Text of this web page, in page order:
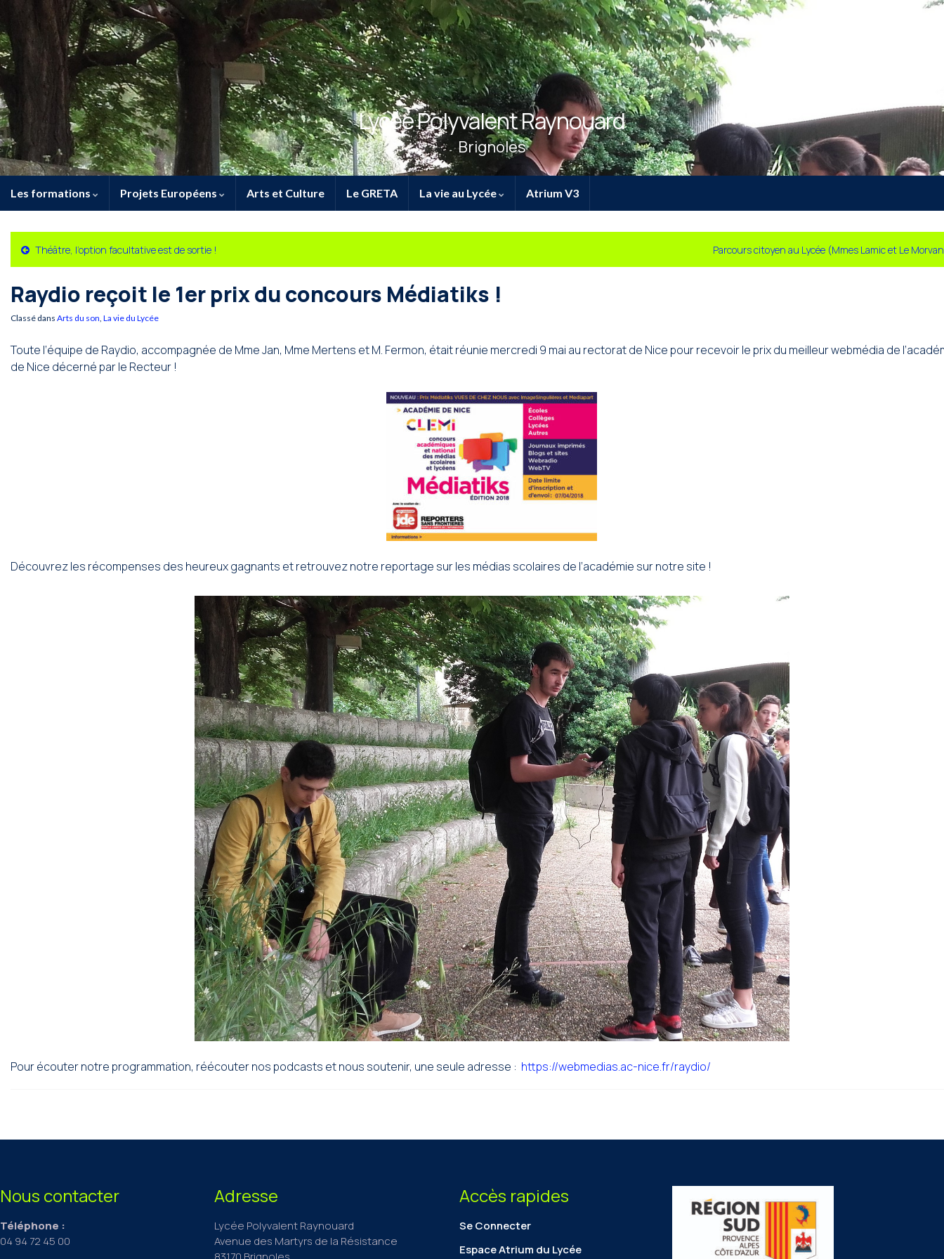
Lycée Polyvalent Raynouard
Brignoles
Les formations Projets Européens Arts et Culture Le GRETA La vie au Lycée Atrium V3
Théâtre, l’option facultative est de sortie ! Parcours citoyen au Lycée (Mmes Lamic et Le
Raydio reçoit le 1er prix du concours Médiatiks !
Classé dans Arts du son, La vie du Lycée
Toute l’équipe de Raydio, accompagnée de Mme Jan, Mme Mertens et M. Fermon, était réunie mercredi 9 mai au rectorat de Nice pour recevoir le prix du meilleur webmédia de
de Nice décerné par le Recteur !
Découvrez les récompenses des heureux gagnants et retrouvez notre reportage sur les médias scolaires de l’académie sur notre site !
Pour écouter notre programmation, réécouter nos podcasts et nous soutenir, une seule adresse : https://webmedias.ac-nice.fr/raydio/
Nous contacter
Téléphone :
04 94 72 45 00
Adresse
Lycée Polyvalent Raynouard
Avenue des Martyrs de la Résistance
Accès rapides
Se Connecter
Espace Atrium du Lycée